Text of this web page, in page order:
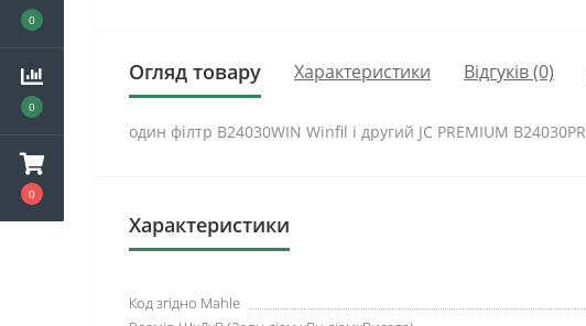
0
0
0
Огляд товару Характеристики Відгуків (0)
один філтр B24030WIN Winfil і другий JC PREMIUM B24030PR
Характеристики
Код згідно Mahle